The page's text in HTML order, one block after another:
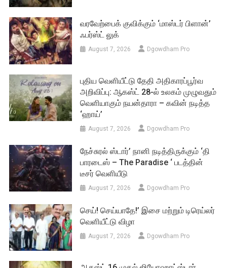
வரவேற்பைக் குவிக்கும் ‘மாஸ்டர் பிளான்’
ஃபர்ஸ்ட் லுக்
August 7, 2026 Dgowdham Pro
புதிய வெளியீட்டு தேதி அதிகாரப்பூர்வ
அறிவிப்பு: ஆகஸ்ட் 28-ல் உலகம் முழுவதும்
வெளியாகும் நயன்தாரா – கவின் நடித்த
‘ஹாய்’
August 7, 2026 Dgowdham Pro
நேச்சுரல் ஸ்டார்’ நானி நடித்திருக்கும் ‘தி
பாரடைஸ் – The Paradise ‘ படத்தின்
டீசர் வெளியீடு
August 7, 2026 Dgowdham Pro
செய்! செய்யாதே!’ இசை மற்றும் டிரெய்லர்
வெளியீட்டு விழா
August 7, 2026 Dgowdham Pro